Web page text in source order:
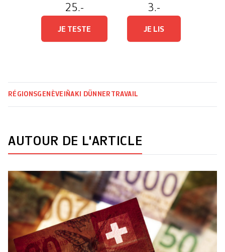
25.-
JE TESTE
3.-
JE LIS
RÉGIONSGENÈVE IÑAKI DÜNNER TRAVAIL
AUTOUR DE L'ARTICLE